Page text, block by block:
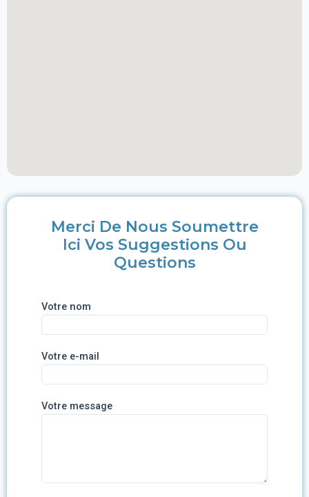
Merci De Nous Soumettre
Ici Vos Suggestions Ou
Questions
Votre nom
Votre e-mail
Votre message